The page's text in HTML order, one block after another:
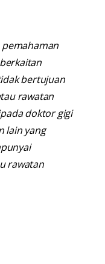
bertujuan
rawatan
doktor gigi
lain yang
rawatan